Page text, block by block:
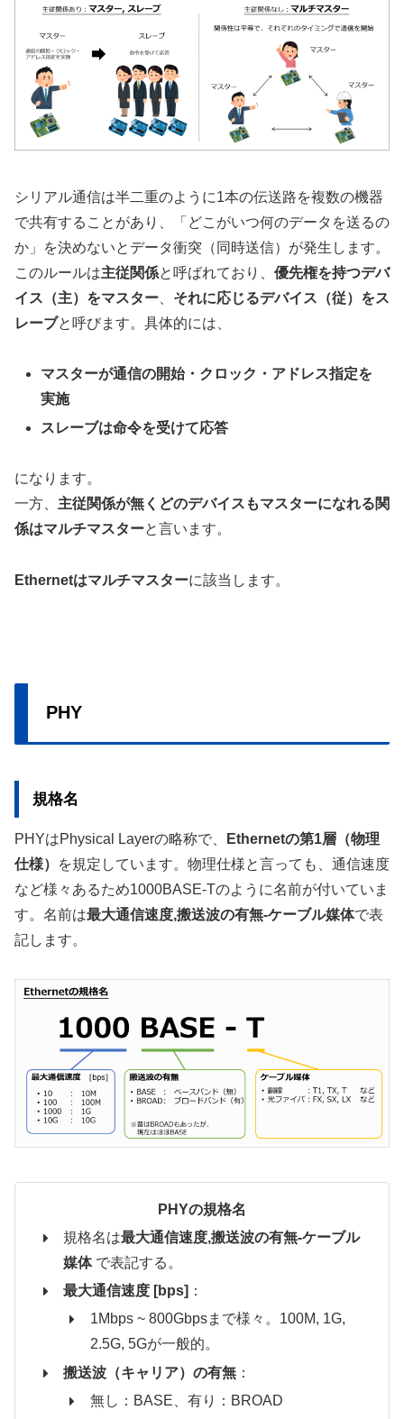
シリアル通信は半二重のように1本の伝送路を複数の機器
で共有することがあり、「どこがいつ何のデータを送るの
か」を決めないとデータ衝突（同時送信）が発生します。
このルールは主従関係と呼ばれており、 優先権を持つデバ
イス（主）をマスター
それに応じるデバイス（従）をス
レーブと呼びます。具体的には、
マスターが通信の開始・クロック・アドレス指定を
実施
スレーブは命令を受けて応答
になります。
一方、 主従関係が無くどのデバイスもマスターになれる関
係はマルチマスターと言います。
Ethernetはマルチマスターに該当します。
PHY
規格名
PHYはPhysical Layerの略称で、
Ethernetの第1層（物理
仕様）
を規定しています。物理仕様と言っても、通信速度
など様々あるため1000BASE-Tのように名前が付いていま
す。名前は最大通信速度,搬送波の有無-ケーブル媒体で表
記します。
PHYの規格名
規格名は最大通信速度,搬送波の有無-ケーブル
媒体で表記する。
最大通信速度 [bps] ：
1Mbps ~ 800Gbpsまで様々。100M, 1G,
2.5G, 5Gが一般的。
搬送波（キャリア）の有無 ：
無し：BASE、有り：BROAD